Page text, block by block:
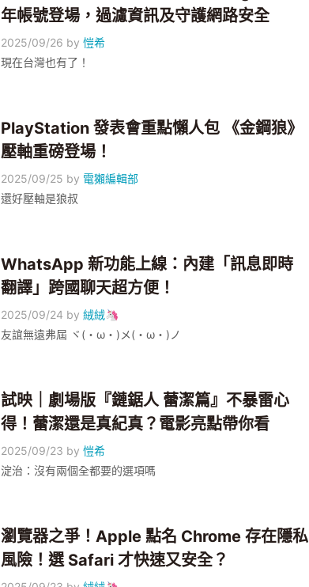
年帳號登場，過濾資訊及守護網路安全
2025/09/26 by愷希
現在台灣也有了！
PlayStation 發表會重點懶人包 《金鋼狼》
壓軸重磅登場！
2025/09/25 by 電獺編輯部
還好壓軸是狼叔
WhatsApp 新功能上線：內建「訊息即時
翻譯」跨國聊天超方便！
2025/09/24 by絨絨🦄
友誼無遠弗屆 ヾ(・ω・)メ(・ω・)ノ
試映｜劇場版『鏈鋸人 蕾潔篇』不暴雷心
得！蕾潔還是真紀真？電影亮點帶你看
2025/09/23 by愷希
淀治：沒有兩個全都要的選項嗎
瀏覽器之爭！Apple 點名 Chrome 存在隱私
風險！選 Safari 才快速又安全？